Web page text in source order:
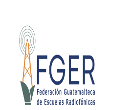
content